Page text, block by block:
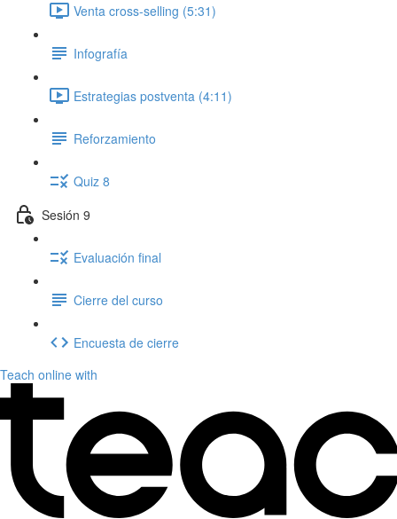
Venta cross-selling (5:31)
Infografía
Estrategias postventa (4:11)
Reforzamiento
Quiz 8
Sesión 9
Evaluación final
Cierre del curso
Encuesta de cierre
Teach online with